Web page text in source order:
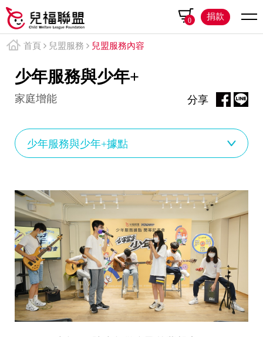
0 捐款
首頁 兒盟服務 兒盟服務內容
少年服務與少年+
家庭增能 分享
少年服務與少年+據點